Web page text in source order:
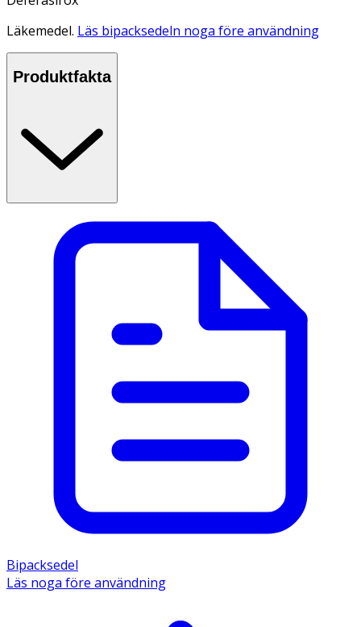
Läkemedel. Läs bipacksedeln noga före användning
Produktfakta
Bipacksedel
Läs noga före användning